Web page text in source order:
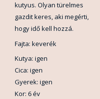
kutyus. Olyan türelmes
gazdit keres, aki megérti,
hogy idő kell hozzá.
Fajta: keverék
Kutya: igen
Cica: igen
Gyerek: igen
Kor: 6 év